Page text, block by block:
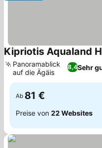
Kipriotis Aqualand
8,4Sehr
Panoramablick
auf die Ägäis
Ab 81 €
Preise von 22 Websites